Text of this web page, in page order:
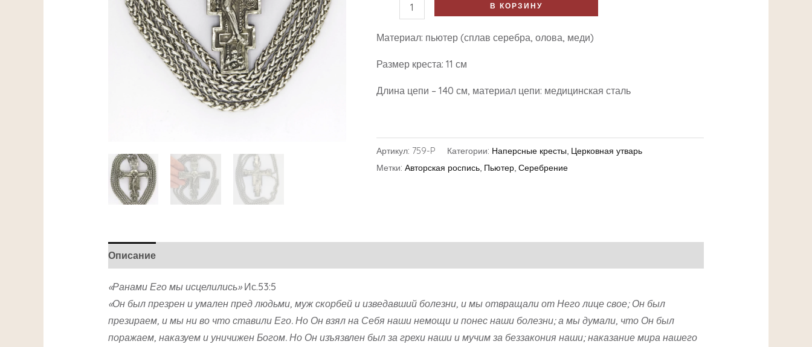
В КОРЗИНУ
Материал: пьютер (сплав серебра, олова, меди)
Размер креста: 11 см
Длина цепи – 140 см, материал цепи: медицинская сталь
Артикул: 759-P Категории: Наперсные кресты, Церковная утварь
Метки: Авторская роспись, Пьютер, Серебрение
Описание
«Ранами Его мы исцелились»Ис.53:5
«Он был презрен и умален пред людьми, муж скорбей и изведавший болезни, и мы отвращали от Него лице свое; Он был
презираем, и мы ни во что ставили Его. Но Он взял на Себя наши немощи и понес наши болезни; а мы думали, что Он был
поражаем, наказуем и уничижен Богом. Но Он изъязвлен был за грехи наши и мучим за беззакония наши; наказание мира нашего